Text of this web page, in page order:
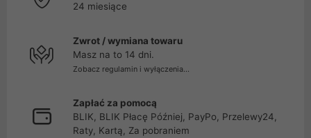
24 miesiące
Zwrot / wymiana towaru
Masz na to 14 dni.
Zobacz regulamin i wyłączenia...
Zapłać za pomocą
BLIK, BLIK Płacę Później, PayPo, Przelewy24,
Raty, Kartą, Za pobraniem